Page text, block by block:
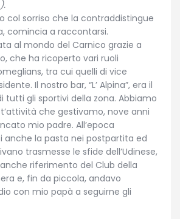
).
col sorriso che la contraddistingue
comincia a raccontarsi.
al mondo del Carnico grazie a
che ha ricoperto vari ruoli
tra cui quelli di vice
Il nostro bar, “L’ Alpina”, era il
tutti gli sportivi della zona. Abbiamo
che gestivamo, nove anni
mio padre. All’epoca
anche la pasta nei postpartita ed
trasmesse le sfide dell’Udinese,
riferimento del Club della
e, fin da piccola, andavo
con mio papà a seguirne gli